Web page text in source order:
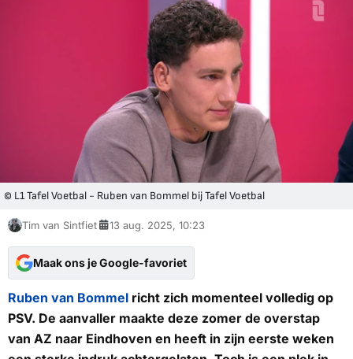
© L1 Tafel Voetbal - Ruben van Bommel bij Tafel Voetbal
Tim van Sintfiet 13 aug. 2025, 10:23
Maak ons je Google-favoriet
Ruben van Bommel richt zich momenteel volledig op
PSV. De aanvaller maakte deze zomer de overstap
van AZ naar Eindhoven en heeft in zijn eerste weken